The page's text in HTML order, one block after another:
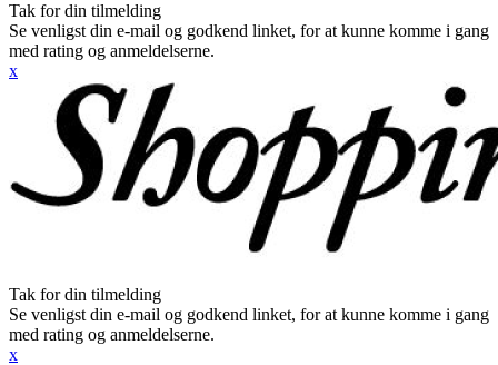
Tak for din tilmelding
Se venligst din e-mail og godkend linket, for at kunne komme i gang
med rating og anmeldelserne.
x
Tak for din tilmelding
Se venligst din e-mail og godkend linket, for at kunne komme i gang
med rating og anmeldelserne.
x